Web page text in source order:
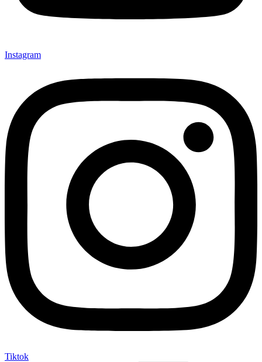
Instagram
Tiktok